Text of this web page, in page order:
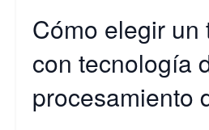
Cómo elegir un
con tecnología
procesamiento